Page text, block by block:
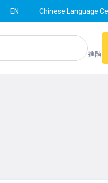
EN Chinese Language
進階